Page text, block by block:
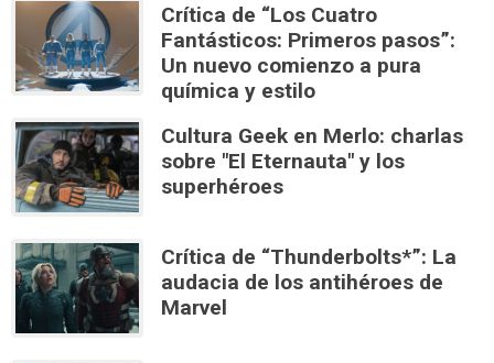
Crítica de “Los Cuatro
Fantásticos: Primeros pasos”:
Un nuevo comienzo a pura
química y estilo
Cultura Geek en Merlo: charlas
sobre "El Eternauta" y los
superhéroes
Crítica de “Thunderbolts*”: La
audacia de los antihéroes de
Marvel